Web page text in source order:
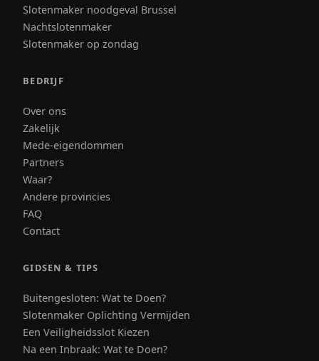
Slotenmaker noodgeval Brussel
Nachtslotenmaker
Slotenmaker op zondag
BEDRIJF
Over ons
Zakelijk
Mede-eigendommen
Partners
Waar?
Andere provincies
FAQ
Contact
GIDSEN & TIPS
Buitengesloten: Wat te Doen?
Slotenmaker Oplichting Vermijden
Een Veiligheidsslot Kiezen
Na een Inbraak: Wat te Doen?